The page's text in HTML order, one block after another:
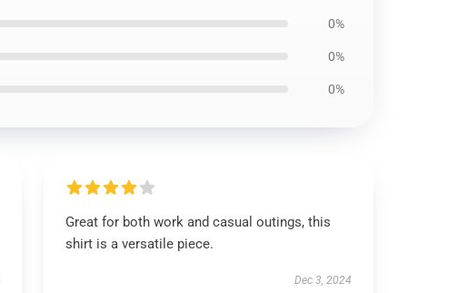
0%
0%
0%
Great for both work and casual outings, this
shirt is a versatile piece.
Dec 3, 2024